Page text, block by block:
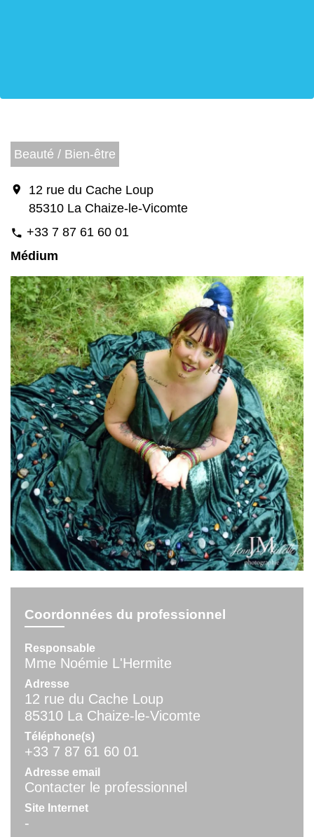
Beauté / Bien-être
location_on
12 rue du Cache Loup
85310 La Chaize-le-Vicomte
phone +33 7 87 61 60 01
Médium
Coordonnées du professionnel
Responsable
Mme Noémie L'Hermite
Adresse
12 rue du Cache Loup
85310 La Chaize-le-Vicomte
Téléphone(s)
+33 7 87 61 60 01
Adresse email
Contacter le professionnel
Site Internet
-